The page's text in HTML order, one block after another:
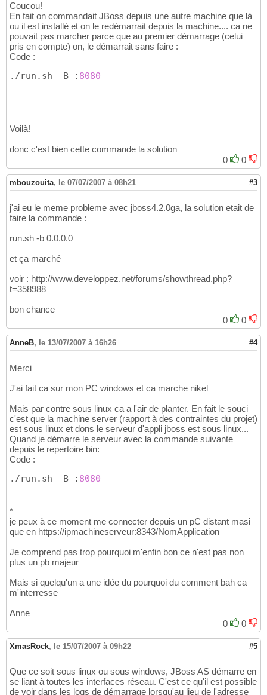
Coucou!
En fait on commandait JBoss depuis une autre machine que là
ou il est installé et on le redémarrait depuis la machine.... ca ne
pouvait pas marcher parce que au premier démarrage (celui
pris en compte) on, le démarrait sans faire :
Code :
./run.sh -B : 8080
Voilà!
donc c'est bien cette commande la solution
0
0
mbouzouita, le 07/07/2007 à 08h21 #3
j'ai eu le meme probleme avec jboss4.2.0ga, la solution etait de
faire la commande :
run.sh -b 0.0.0.0
et ça marché
voir : http://www.developpez.net/forums/showthread.php?
t=358988
bon chance
0
0
AnneB, le 13/07/2007 à 16h26 #4
Merci
J'ai fait ca sur mon PC windows et ca marche nikel
Mais par contre sous linux ca a l'air de planter. En fait le souci
c'est que la machine server (rapport à des contraintes du projet)
est sous linux et dons le serveur d'appli jboss est sous linux...
Quand je démarre le serveur avec la commande suivante
depuis le repertoire bin:
Code :
./run.sh -B : 8080
*
je peux à ce moment me connecter depuis un pC distant masi
que en https://ipmachineserveur:8343/NomApplication
Je comprend pas trop pourquoi m'enfin bon ce n'est pas non
plus un pb majeur
Mais si quelqu'un a une idée du pourquoi du comment bah ca
m'interresse
Anne
0
0
XmasRock, le 15/07/2007 à 09h22 #5
Que ce soit sous linux ou sous windows, JBoss AS démarre en
se liant à toutes les interfaces réseau. C'est ce qu'il est possible
de voir dans les logs de démarrage lorsqu'au lieu de l'adresse